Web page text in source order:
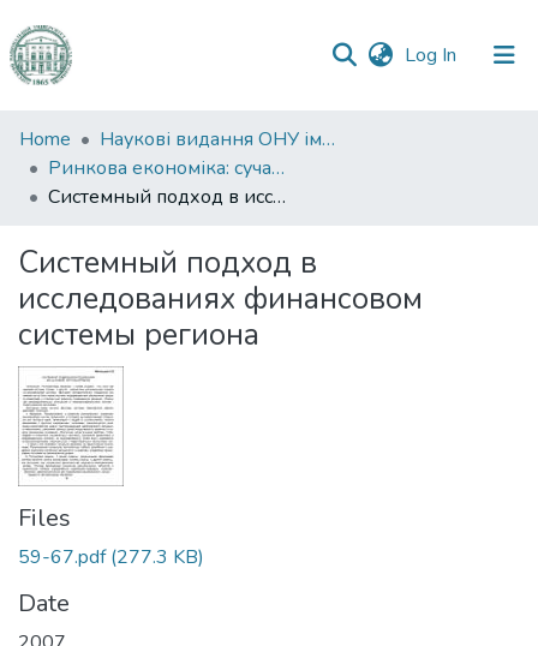
Log In (current)
Communities
&
Collections
Statistics
Home
Наукові видання ОНУ імені І. І. Мечникова
Ринкова економіка: сучасна теорія і практика управління
Системный подход в исследованиях финансовом системы региона
Системный подход в
исследованиях финансовом
системы региона
Files
59-67.pdf(277.3 KB)
Date